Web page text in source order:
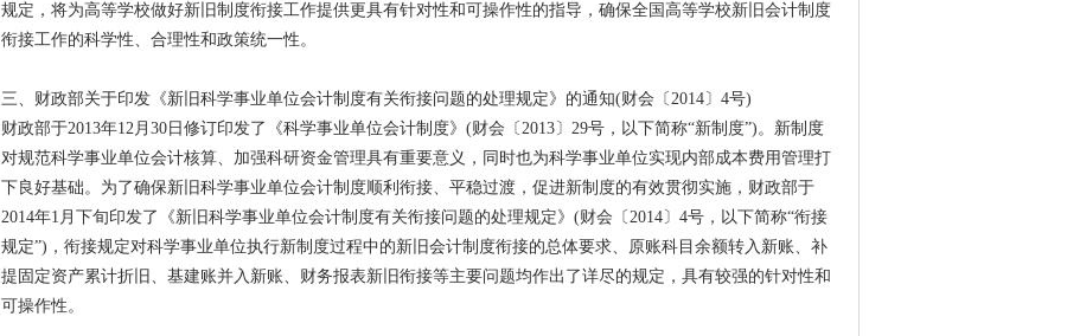
规定，将为高等学校做好新旧制度衔接工作提供更具有针对性和可操作性的指导，确保全国高等学校新旧会计制度
衔接工作的科学性、合理性和政策统一性。
三、财政部关于印发《新旧科学事业单位会计制度有关衔接问题的处理规定》的通知(财会〔2014〕4号)
财政部于2013年12月30日修订印发了《科学事业单位会计制度》(财会〔2013〕29号，以下简称“新制度”)。新制度
对规范科学事业单位会计核算、加强科研资金管理具有重要意义，同时也为科学事业单位实现内部成本费用管理打
下良好基础。为了确保新旧科学事业单位会计制度顺利衔接、平稳过渡，促进新制度的有效贯彻实施，财政部于
2014年1月下旬印发了《新旧科学事业单位会计制度有关衔接问题的处理规定》(财会〔2014〕4号，以下简称“衔接
规定”)，衔接规定对科学事业单位执行新制度过程中的新旧会计制度衔接的总体要求、原账科目余额转入新账、补
提固定资产累计折旧、基建账并入新账、财务报表新旧衔接等主要问题均作出了详尽的规定，具有较强的针对性和
可操作性。